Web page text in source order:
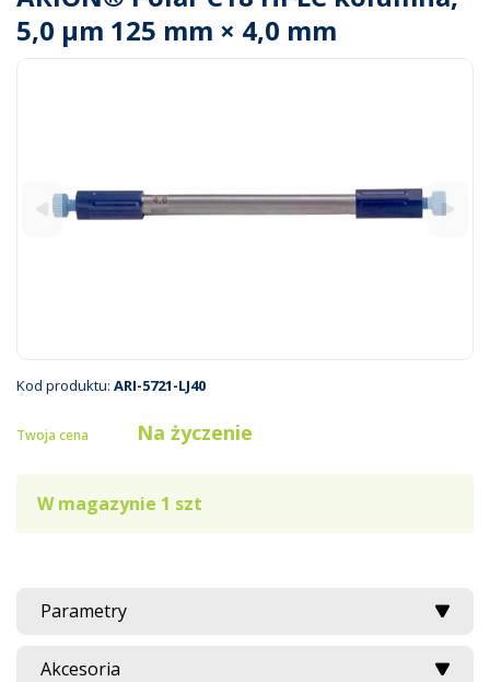
5,0 µm 125 mm × 4,0 mm
Kod produktu: ARI-5721-LJ40
Twoja cena Na życzenie
W magazynie 1 szt
Parametry
Akcesoria